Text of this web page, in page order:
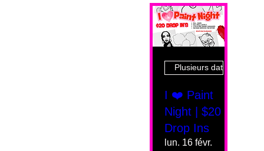
Plusieurs dates
I ❤️ Paint
Night | $20
Drop Ins
lun. 16 févr.